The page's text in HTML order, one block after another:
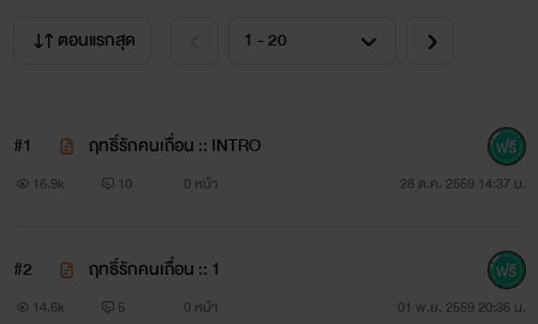
ตอนแรกสุด
#1 ฤทธิ์รักคนเถื่อน :: INTRO
16.9k 10 0 หน้า 28 ต.ค. 2559 14:37 น.
#2 ฤทธิ์รักคนเถื่อน :: 1
14.6k 5 0 หน้า 01 พ.ย. 2559 20:36 น.